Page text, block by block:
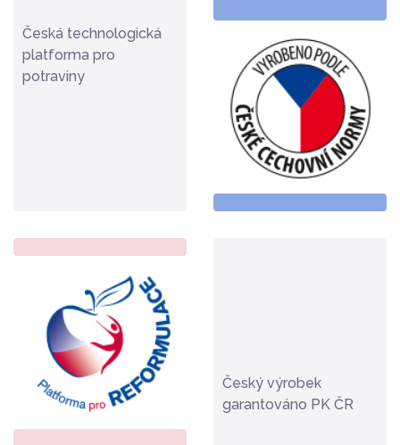
Česká technologická
platforma pro
potraviny
Český výrobek
garantováno PK ČR